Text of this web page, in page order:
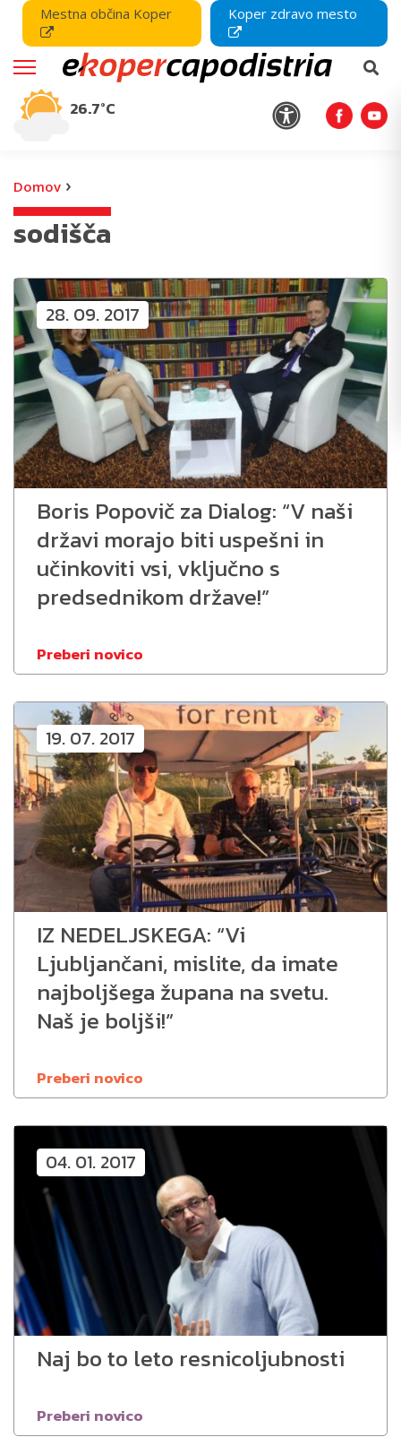
Mestna občina Koper Koper zdravo mesto
26.7°C
Domov ›
sodišča
28. 09. 2017
Boris Popovič za Dialog: “V naši
državi morajo biti uspešni in
učinkoviti vsi, vključno s
predsednikom države!”
Preberi novico
19. 07. 2017
IZ NEDELJSKEGA: “Vi
Ljubljančani, mislite, da imate
najboljšega župana na svetu.
Naš je boljši!”
Preberi novico
04. 01. 2017
Naj bo to leto resnicoljubnosti
Preberi novico